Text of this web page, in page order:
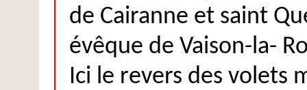
de Cairanne et saint
évêque de Vaison-la-
Ici le revers des volets